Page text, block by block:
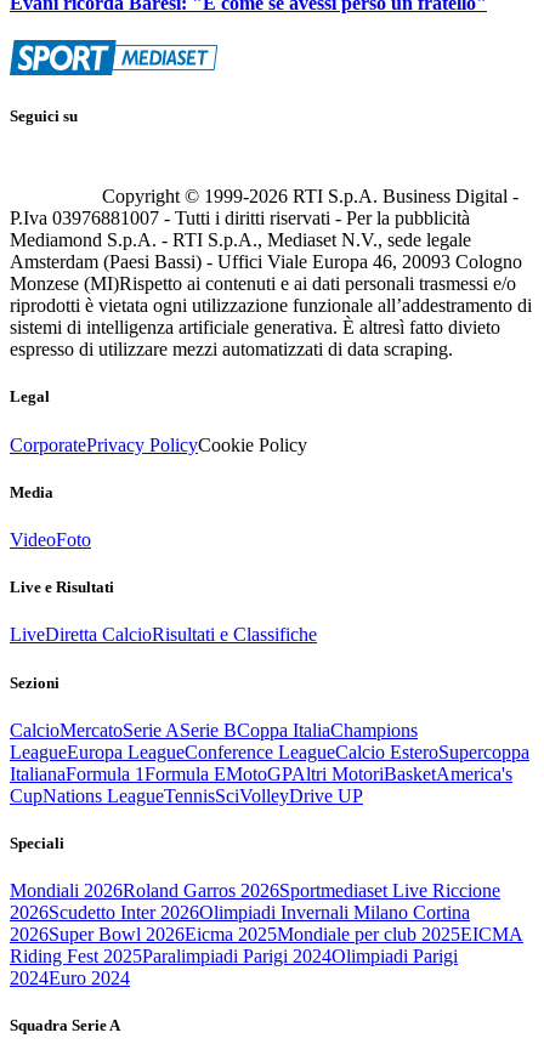
Seguici su
Copyright © 1999-2026 RTI S.p.A. Business Digital -
P.Iva 03976881007 - Tutti i diritti riservati - Per la pubblicità
Mediamond S.p.A. - RTI S.p.A., Mediaset N.V., sede legale
Amsterdam (Paesi Bassi) - Uffici Viale Europa 46, 20093 Cologno
Monzese (MI)Rispetto ai contenuti e ai dati personali trasmessi e/o
riprodotti è vietata ogni utilizzazione funzionale all’addestramento di
sistemi di intelligenza artificiale generativa. È altresì fatto divieto
espresso di utilizzare mezzi automatizzati di data scraping.
Legal
CorporatePrivacy PolicyCookie Policy
Media
VideoFoto
Live e Risultati
LiveDiretta CalcioRisultati e Classifiche
Sezioni
CalcioMercatoSerie ASerie BCoppa ItaliaChampions
LeagueEuropa LeagueConference LeagueCalcio EsteroSupercoppa
ItalianaFormula 1Formula EMotoGPAltri MotoriBasketAmerica's
CupNations LeagueTennisSciVolleyDrive UP
Speciali
Mondiali 2026Roland Garros 2026Sportmediaset Live Riccione
2026Scudetto Inter 2026Olimpiadi Invernali Milano Cortina
2026Super Bowl 2026Eicma 2025Mondiale per club 2025EICMA
Riding Fest 2025Paralimpiadi Parigi 2024Olimpiadi Parigi
2024Euro 2024
Squadra Serie A